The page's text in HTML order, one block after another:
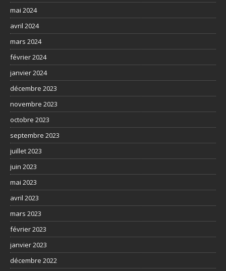
mai 2024
avril 2024
mars 2024
février 2024
janvier 2024
décembre 2023
novembre 2023
octobre 2023
septembre 2023
juillet 2023
juin 2023
mai 2023
avril 2023
mars 2023
février 2023
janvier 2023
décembre 2022